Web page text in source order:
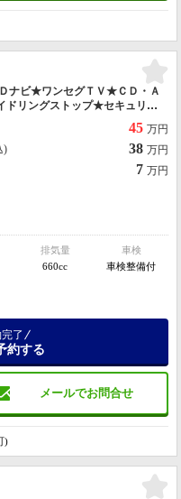
ナビ★ワンセグＴＶ★ＣＤ・Ａ
リングストップ★セキュリテ
り防止★格納ミラー★光軸調
45 万円
) 38 万円
7 万円
排気量
660cc
車検
車検整備付
メールでお問合せ
了
約する
)